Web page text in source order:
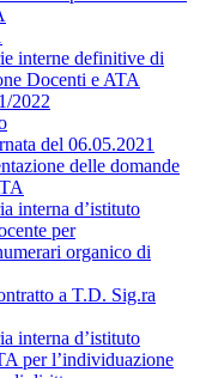
interne definitive di
Docenti e ATA
2022
del 06.05.2021
delle domande
interna d’istituto
per
organico di
a T.D. Sig.ra
interna d’istituto
per l’individuazione